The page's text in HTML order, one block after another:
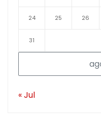
24 25 26
31
« Jul